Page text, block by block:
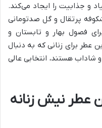
و جذابیت را ایجاد می‌کند.
پرتقال و گل صدتومانی
فصول بهار و تابستان و
عطر برای زنانی که به دنبال
شاداب هستند، انتخابی عالی
عطر نیش زنانه